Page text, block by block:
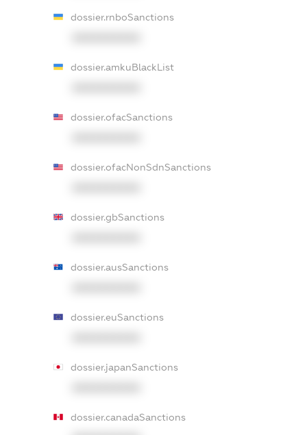
dossier.rnboSanctions
dossier.amkuBlackList
dossier.ofacSanctions
dossier.ofacNonSdnSanctions
dossier.gbSanctions
dossier.ausSanctions
dossier.euSanctions
dossier.japanSanctions
dossier.canadaSanctions